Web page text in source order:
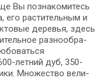
Вы по­зна­ко­ми­тесь
его растительным и
де­ре­вья, здесь
раз­но­об­ра­
летний дуб, 350-
Множество ве­ли­